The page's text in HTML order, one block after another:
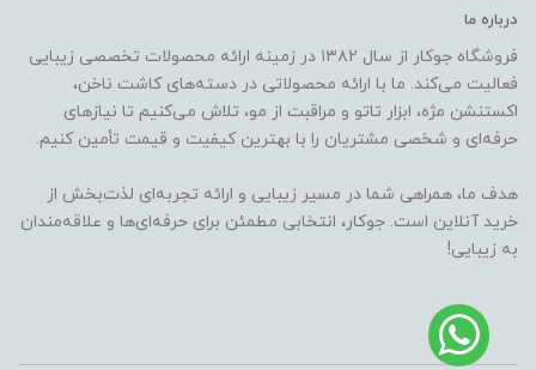
درباره ما
فروشگاه جوکار از سال ۱۳۸۲ در زمینه ارائه محصولات تخصصی زیبایی
فعالیت می‌کند. ما با ارائه محصولاتی در دسته‌های کاشت ناخن،
اکستنشن مژه، ابزار تاتو و مراقبت از مو، تلاش می‌کنیم تا نیازهای
حرفه‌ای و شخصی مشتریان را با بهترین کیفیت و قیمت تأمین کنیم.
هدف ما، همراهی شما در مسیر زیبایی و ارائه تجربه‌ای لذت‌بخش از
خرید آنلاین است. جوکار، انتخابی مطمئن برای حرفه‌ای‌ها و علاقه‌مندان
به زیبایی!